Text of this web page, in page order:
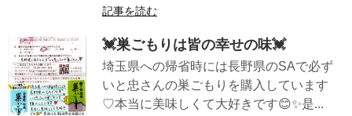
記事を読む
💓巣ごもりは皆の幸せの味💓
埼玉県への帰省時には長野県のSAで必ず
いと忠さんの巣ごもりを購入しています
♡本当に美味しくて大好きです😊✨是...